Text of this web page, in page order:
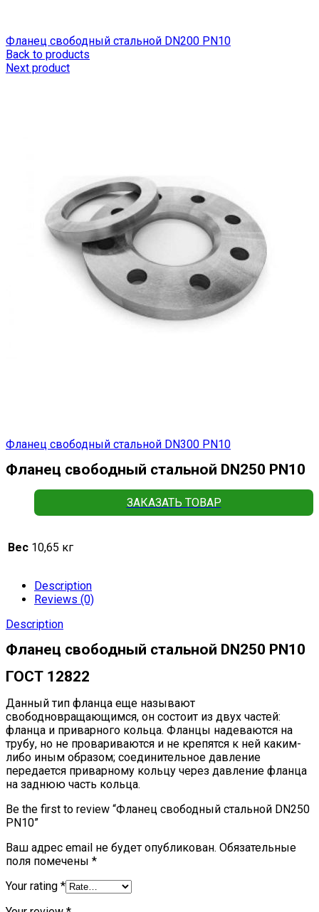
Фланец свободный стальной DN200 РN10
Back to products
Next product
Фланец свободный стальной DN300 РN10
Фланец свободный стальной DN250 РN10
ЗАКАЗАТЬ ТОВАР
Вес 10,65 кг
Description
Reviews (0)
Description
Фланец свободный стальной DN250 РN10
ГОСТ 12822
Данный тип фланца еще называют
свободновращающимся, он состоит из двух частей:
фланца и приварного кольца. Фланцы надеваются на
трубу, но не провариваются и не крепятся к ней каким-
либо иным образом; соединительное давление
передается приварному кольцу через давление фланца
на заднюю часть кольца.
Be the first to review “Фланец свободный стальной DN250
РN10”
Ваш адрес email не будет опубликован. Обязательные
поля помечены *
Your rating *